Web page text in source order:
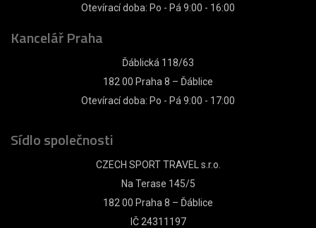
Otevírací doba: Po - Pá 9:00 - 16:00
Kancelář Praha
Ďáblická 118/63
182 00 Praha 8 – Ďáblice
Otevírací doba: Po - Pá 9:00 - 17:00
Sídlo společnosti
CZECH SPORT TRAVEL s.r.o.
Na Terase 145/5
182 00 Praha 8 – Ďáblice
IČ 24311197